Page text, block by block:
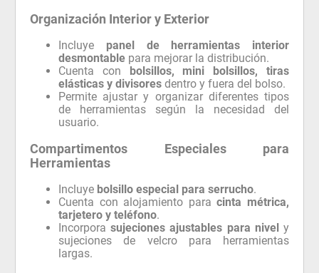
Organización Interior y Exterior
Incluye panel de herramientas interior
desmontable para mejorar la distribución.
Cuenta con bolsillos, mini bolsillos, tiras
elásticas y divisores dentro y fuera del bolso.
Permite ajustar y organizar diferentes tipos
de herramientas según la necesidad del
usuario.
Compartimentos Especiales para
Herramientas
Incluye bolsillo especial para serrucho.
Cuenta con alojamiento paracinta métrica,
tarjetero y teléfono.
Incorporasujeciones ajustables para nively
sujeciones de velcro para herramientas
largas.